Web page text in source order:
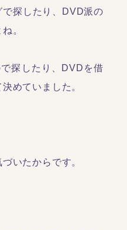
探したり、DVD派の
。
探したり、DVDを借
めていました。
いたからです。